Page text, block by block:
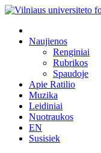
Naujienos
Renginiai
Rubrikos
Spaudoje
Apie Ratilio
Muzika
Leidiniai
Nuotraukos
EN
Susisiek